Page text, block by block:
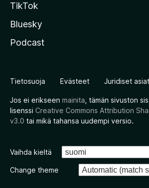
TikTok
Bluesky
Podcast
Tietosuoja Evästeet Juridiset asiat
Jos ei erikseen mainita , tämän sivuston
lisenssi Creative Commons Attribution
v3.0 tai mikä tahansa uudempi versio.
Vaihda kieltä
Change theme